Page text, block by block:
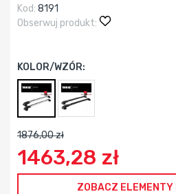
Kod: 8191
Obserwuj produkt:
KOLOR/WZÓR:
1876,00 zł
1463,28 zł
ZOBACZ ELEMENTY